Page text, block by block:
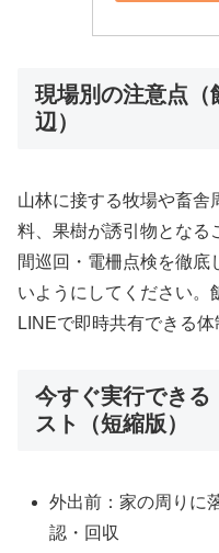
現場別の注意点（
辺）
山林に接する牧場や畜舎
料、果樹が誘引物となる
間巡回・電柵点検を徹底
いようにしてください。
LINEで即時共有できる体
今すぐ実行できる
スト（短縮版）
外出前：家の周りに
認・回収